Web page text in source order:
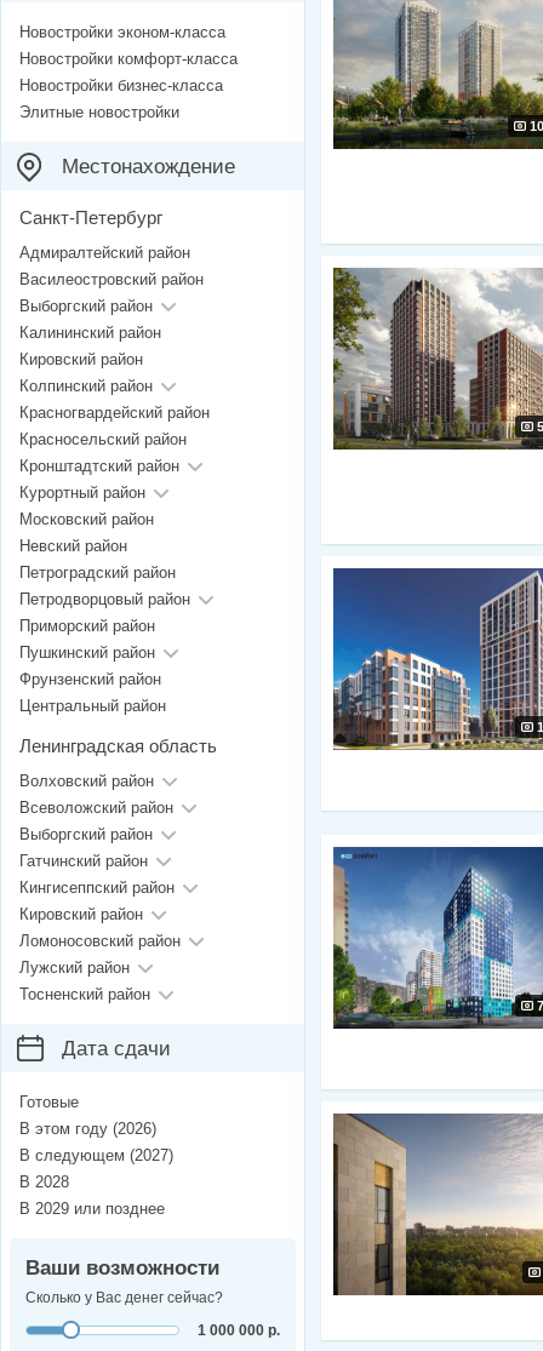
Новостройки эконом-класса
Новостройки комфорт-класса
Новостройки бизнес-класса
Элитные новостройки
Местонахождение
Санкт-Петербург
Адмиралтейский район
Василеостровский район
Выборгский район
Калининский район
Кировский район
Колпинский район
Красногвардейский район
Красносельский район
Кронштадтский район
Курортный район
Московский район
Невский район
Петроградский район
Петродворцовый район
Приморский район
Пушкинский район
Фрунзенский район
Центральный район
Ленинградская область
Волховский район
Всеволожский район
Выборгский район
Гатчинский район
Кингисеппский район
Кировский район
Ломоносовский район
Лужский район
Тосненский район
Дата сдачи
Готовые
В этом году (2026)
В следующем (2027)
В 2028
В 2029 или позднее
Ваши возможности
Сколько у Вас денег сейчас?
1 000 000 р.